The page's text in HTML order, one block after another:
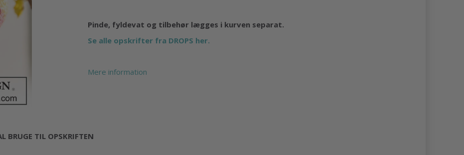
Pinde, fyldevat og tilbehør lægges i kurven separat.
Se alle opskrifter fra DROPS her.
Mere information
BRUGE TIL OPSKRIFTEN